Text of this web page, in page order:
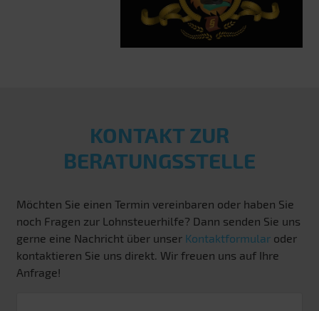
KONTAKT ZUR
BERATUNGSSTELLE
Möchten Sie einen Termin vereinbaren oder haben Sie
noch Fragen zur Lohnsteuerhilfe? Dann senden Sie uns
gerne eine Nachricht über unser Kontaktformular oder
kontaktieren Sie uns direkt. Wir freuen uns auf Ihre
Anfrage!